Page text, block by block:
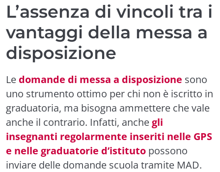
L’assenza di vincoli tra i
vantaggi della messa a
disposizione
Le domande di messa a disposizione sono
uno strumento ottimo per chi non è iscritto in
graduatoria, ma bisogna ammettere che vale
anche il contrario. Infatti, anche gli
insegnanti regolarmente inseriti nelle GPS
e nelle graduatorie d’istituto possono
inviare delle domande scuola tramite MAD.